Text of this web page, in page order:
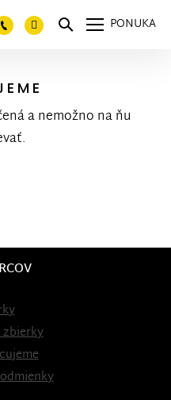
PONUKA
a nemožno na ňu